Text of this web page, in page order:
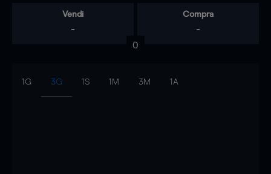
Vendi
-
Compra
-
0
1G 3G 1S 1M 3M 1A